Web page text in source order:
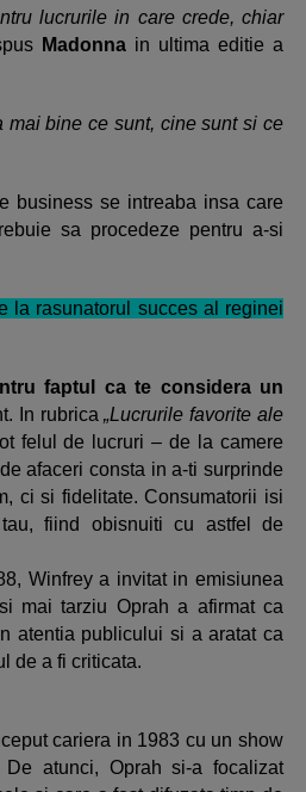
lucrurile in care crede, chiar
Madonnain ultima editie a
bine ce sunt, cine sunt si ce
business se intreaba insa care
sa procedeze pentru a-si
la rasunatorul succes al reginei
faptul ca te considera un
In rubrica „Lucrurile favorite ale
felul de lucruri – de la camere
afaceri consta in a-ti surprinde
ci si fidelitate. Consumatorii isi
fiind obisnuiti cu astfel de
Winfrey a invitat in emisiunea
mai tarziu Oprah a afirmat ca
atentia publicului si a aratat ca
de a fi criticata.
cariera in 1983 cu un show
atunci, Oprah si-a focalizat